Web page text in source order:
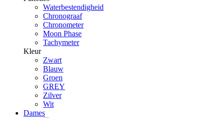
Waterbestendigheid
Chronograaf
Chronometer
Moon Phase
Tachymeter
Kleur
Zwart
Blauw
Groen
GREY
Zilver
Wit
Dames